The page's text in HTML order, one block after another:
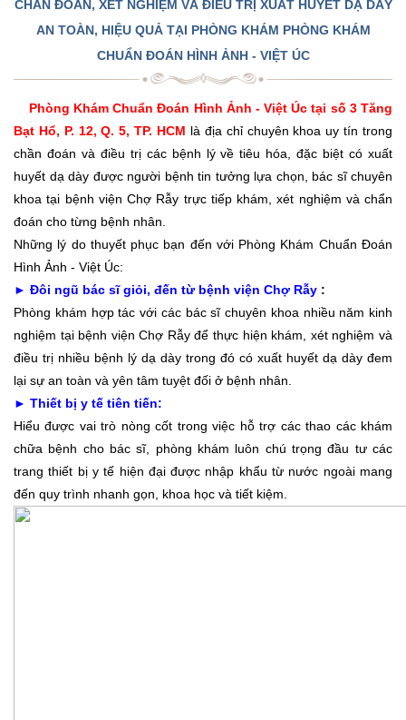
CHẨN ĐOÁN, XÉT NGHIỆM VÀ ĐIỀU TRỊ XUẤT HUYẾT DẠ DÀY
AN TOÀN, HIỆU QUẢ TẠI PHÒNG KHÁM PHÒNG KHÁM
CHUẨN ĐOÁN HÌNH ẢNH - VIỆT ÚC
Phòng Khám Chuẩn Đoán Hình Ảnh - Việt Úc tại số 3 Tăng
Bạt Hổ, P. 12, Q. 5, TP. HCM là địa chỉ chuyên khoa uy tín trong
chần đoán và điều trị các bệnh lý về tiêu hóa, đặc biệt có xuất
huyết dạ dày được người bệnh tin tưởng lựa chọn, bác sĩ chuyên
khoa tại bệnh viện Chợ Rẫy trực tiếp khám, xét nghiệm và chẩn
đoán cho từng bệnh nhân.
Những lý do thuyết phục bạn đến với Phòng Khám Chuẩn Đoán
Hình Ảnh - Việt Úc:
► Đôi ngũ bác sĩ giỏi, đến từ bệnh viện Chợ Rẫy :
Phòng khám hợp tác với các bác sĩ chuyên khoa nhiều năm kinh
nghiệm tại bệnh viện Chợ Rẫy để thực hiện khám, xét nghiệm và
điều trị nhiều bệnh lý dạ dày trong đó có xuất huyết dạ dày đem
lại sự an toàn và yên tâm tuyệt đối ở bệnh nhân.
► Thiết bị y tế tiên tiến:
Hiểu được vai trò nòng cốt trong việc hỗ trợ các thao các khám
chữa bệnh cho bác sĩ, phòng khám luôn chú trọng đầu tư các
trang thiết bị y tế hiện đại được nhập khẩu từ nước ngoài mang
đến quy trình nhanh gọn, khoa học và tiết kiệm.